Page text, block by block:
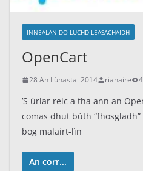
INNEALAN DO LUCHD-LEASACHAIDH
OpenCart
28 An Lùnastal 2014 rianaire
’S ùrlar reic a tha ann an
comas dhut bùth
bog malairt-lìn
An corr...